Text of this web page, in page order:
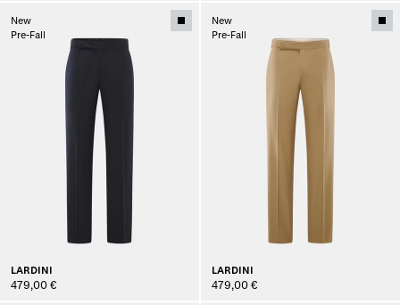
New
Pre-Fall
LARDINI
479,00 €
New
Pre-Fall
LARDINI
479,00 €